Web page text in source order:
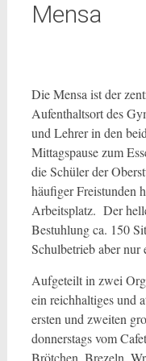
Mensa
Die Mensa ist der
Aufenthaltsort des
und Lehrer in den
Mittagspause zum
die Schüler der
häufiger Freistunden
Arbeitsplatz. Der
Bestuhlung ca. 150
Schulbetrieb aber
Aufgeteilt in zwei
ein reichhaltiges und
ersten und zweiten
donnerstags vom
Brötchen, Brezeln,